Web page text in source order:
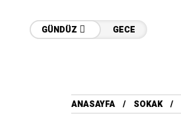
GÜNDÜZ GECE
ANASAYFA SOKAK